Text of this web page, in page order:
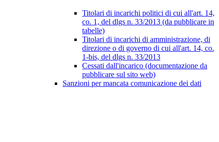
Titolari di incarichi politici di cui all'art. 14,
co. 1, del dlgs n. 33/2013 (da pubblicare in
tabelle)
Titolari di incarichi di amministrazione, di
direzione o di governo di cui all'art. 14, co.
1-bis, del dlgs n. 33/2013
Cessati dall'incarico (documentazione da
pubblicare sul sito web)
Sanzioni per mancata comunicazione dei dati